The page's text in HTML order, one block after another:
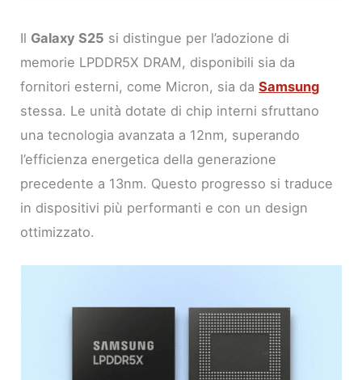
Il Galaxy S25 si distingue per l’adozione di
memorie LPDDR5X DRAM, disponibili sia da
fornitori esterni, come Micron, sia daSamsung
stessa. Le unità dotate di chip interni sfruttano
una tecnologia avanzata a 12nm, superando
l’efficienza energetica della generazione
precedente a 13nm. Questo progresso si traduce
in dispositivi più performanti e con un design
ottimizzato.